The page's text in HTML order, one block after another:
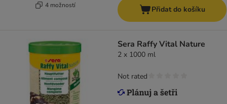
4 možností Přidat do košíku
Sera Raffy Vital Nature
2 x 1000 ml
Not rated